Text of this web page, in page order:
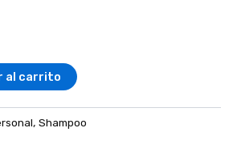
al carrito
, Shampoo